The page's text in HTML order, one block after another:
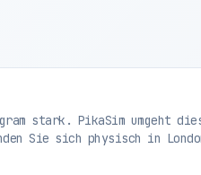
stark. PikaSim umgeht
Sie sich physisch in